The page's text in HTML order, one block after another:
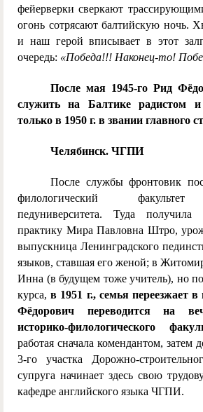
фейерверки сверкают
огонь сотрясают балтийскую ночь.
и наш герой вписывает в этот
очередь: «Победа!!! Наконец-то!
После мая 1945-го Рид
служить на Балтике радистом и
только в 1950 г. в звании
Челябинск. ЧГПИ
После службы фронтовик
филологический
педуниверситета. Туда получила
практику Мира Павловна Штро,
выпускница Ленинградского
языков, ставшая его женой; в
Инна (в будущем тоже учитель), но
курса,в 1951 г., семья переезжает
Фёдорович переводится на
историко-филологического
работая сначала комендантом, затем
3-го участка Дорожно-
супруга начинает здесь свою
кафедре английского языка ЧГПИ.